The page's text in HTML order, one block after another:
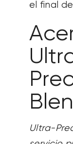
el final
Ultra-